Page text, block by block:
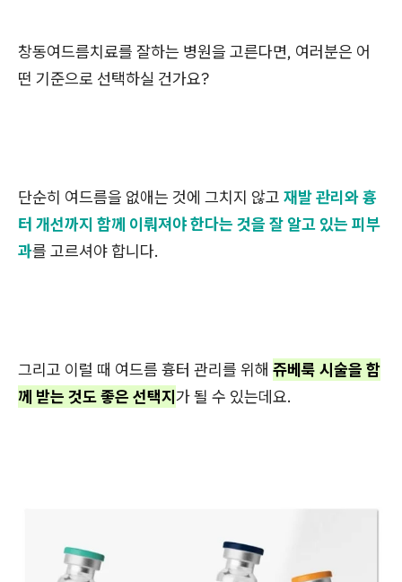
창동여드름치료를 잘하는 병원을 고른다면, 여러분은 어
떤 기준으로 선택하실 건가요?
단순히 여드름을 없애는 것에 그치지 않고 재발 관리와 흉
터 개선까지 함께 이뤄져야 한다는 것을 잘 알고 있는 피부
과를 고르셔야 합니다.
그리고 이럴 때 여드름 흉터 관리를 위해 쥬베룩 시술을 함
께 받는 것도 좋은 선택지가 될 수 있는데요.